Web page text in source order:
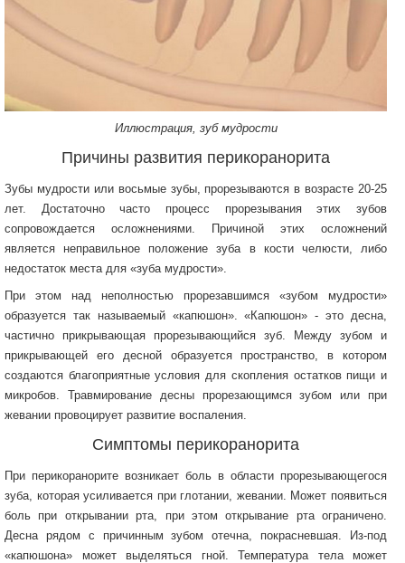
Иллюстрация, зуб мудрости
Причины развития перикоранорита
Зубы мудрости или восьмые зубы, прорезываются в возрасте 20-25
лет. Достаточно часто процесс прорезывания этих зубов
сопровождается осложнениями. Причиной этих осложнений
является неправильное положение зуба в кости челюсти, либо
недостаток места для «зуба мудрости».
При этом над неполностью прорезавшимся «зубом мудрости»
образуется так называемый «капюшон». «Капюшон» - это десна,
частично прикрывающая прорезывающийся зуб. Между зубом и
прикрывающей его десной образуется пространство, в котором
создаются благоприятные условия для скопления остатков пищи и
микробов. Травмирование десны прорезающимся зубом или при
жевании провоцирует развитие воспаления.
Симптомы перикоранорита
При перикоранорите возникает боль в области прорезывающегося
зуба, которая усиливается при глотании, жевании. Может появиться
боль при открывании рта, при этом открывание рта ограничено.
Десна рядом с причинным зубом отечна, покрасневшая. Из-под
«капюшона» может выделяться гной. Температура тела может